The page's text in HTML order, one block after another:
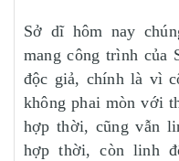
Sở dĩ hôm nay
mang công trình của
độc giả, chính là vì
không phai mòn với
hợp thời, cũng vẫn
hợp thời, còn linh